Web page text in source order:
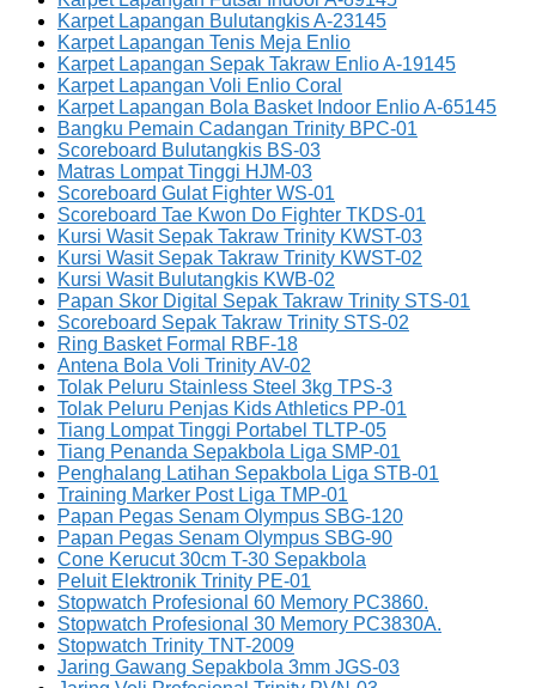
Karpet Lapangan Bulutangkis A-23145
Karpet Lapangan Tenis Meja Enlio
Karpet Lapangan Sepak Takraw Enlio A-19145
Karpet Lapangan Voli Enlio Coral
Karpet Lapangan Bola Basket Indoor Enlio A-65145
Bangku Pemain Cadangan Trinity BPC-01
Scoreboard Bulutangkis BS-03
Matras Lompat Tinggi HJM-03
Scoreboard Gulat Fighter WS-01
Scoreboard Tae Kwon Do Fighter TKDS-01
Kursi Wasit Sepak Takraw Trinity KWST-03
Kursi Wasit Sepak Takraw Trinity KWST-02
Kursi Wasit Bulutangkis KWB-02
Papan Skor Digital Sepak Takraw Trinity STS-01
Scoreboard Sepak Takraw Trinity STS-02
Ring Basket Formal RBF-18
Antena Bola Voli Trinity AV-02
Tolak Peluru Stainless Steel 3kg TPS-3
Tolak Peluru Penjas Kids Athletics PP-01
Tiang Lompat Tinggi Portabel TLTP-05
Tiang Penanda Sepakbola Liga SMP-01
Penghalang Latihan Sepakbola Liga STB-01
Training Marker Post Liga TMP-01
Papan Pegas Senam Olympus SBG-120
Papan Pegas Senam Olympus SBG-90
Cone Kerucut 30cm T-30 Sepakbola
Peluit Elektronik Trinity PE-01
Stopwatch Profesional 60 Memory PC3860.
Stopwatch Profesional 30 Memory PC3830A.
Stopwatch Trinity TNT-2009
Jaring Gawang Sepakbola 3mm JGS-03